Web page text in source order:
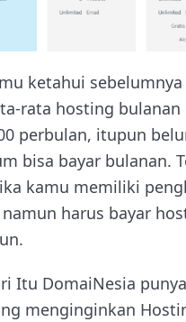
ketahui
rata hosting bulanan
perbulan, itupun
bisa bayar bulanan.
kamu memiliki
harus bayar
Itu DomaiNesia
menginginkan